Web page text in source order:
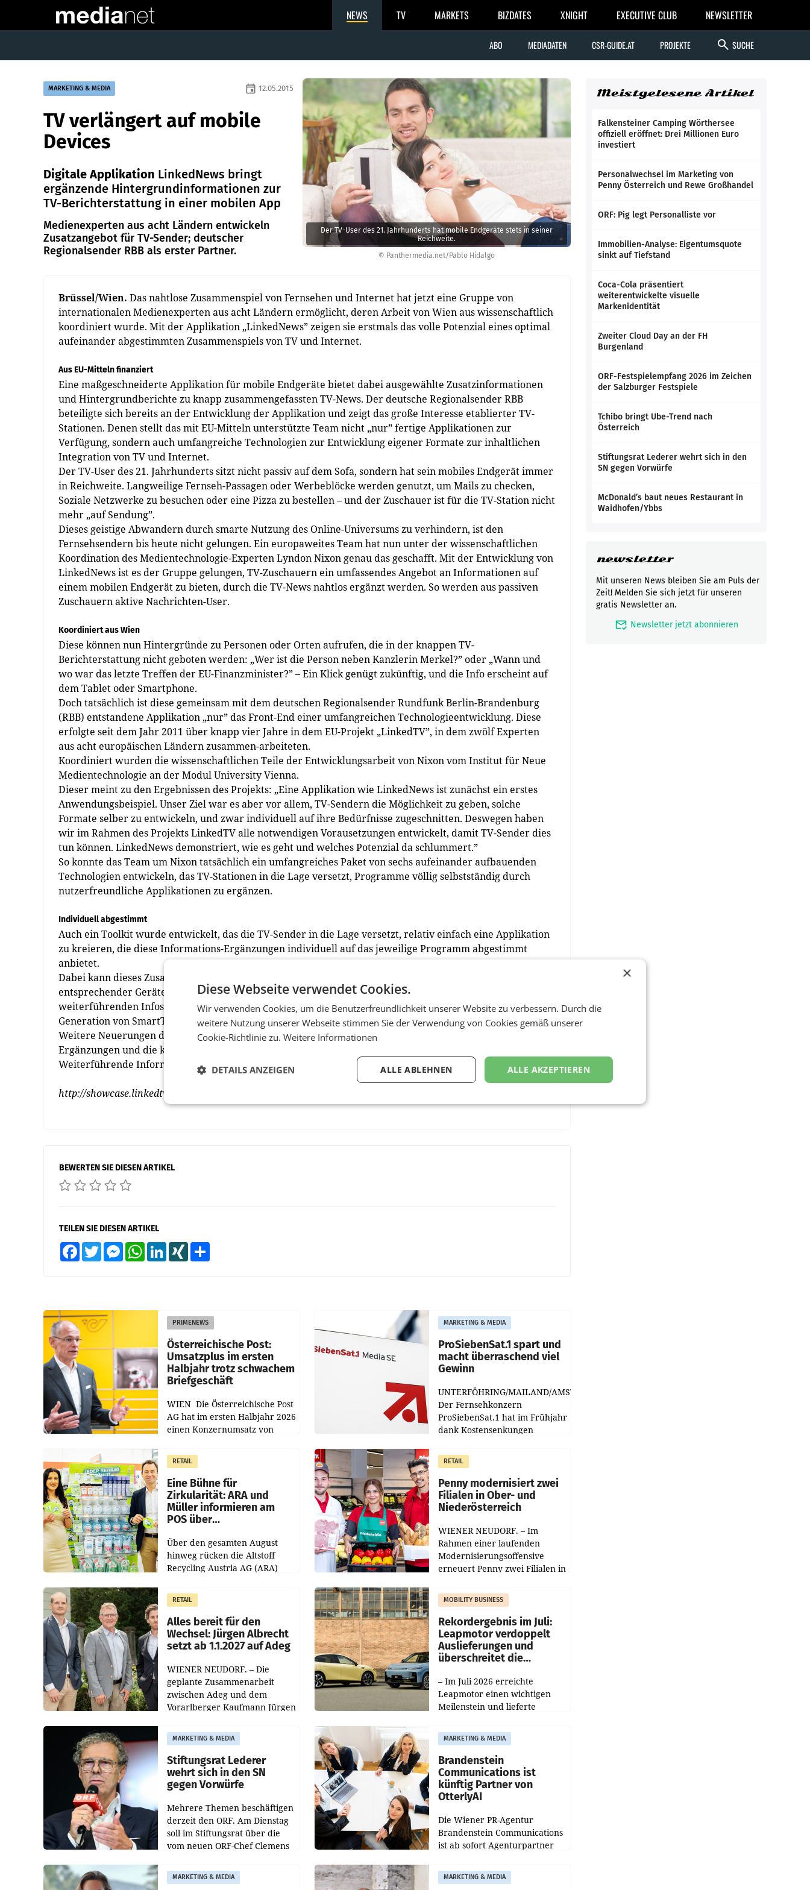
NEWS TV MARKETS BIZDATES XNIGHT EXECUTIVE CLUB NEWSLETTER
ABO MEDIADATEN CSR-GUIDE.AT PROJEKTE search SUCHE
© Panthermedia.net/Pablo Hidalgo
Der TV-User des 21. Jahrhunderts hat mobile Endgeräte stets in seiner
Reichweite.
MARKETING & MEDIA event 12.05.2015
TV verlängert auf mobile
Devices
Digitale Applikation LinkedNews bringt
ergänzende Hintergrundinformationen zur
TV-Berichterstattung in einer mobilen App
Medienexperten aus acht Ländern entwickeln
Zusatzangebot für TV-Sender; deutscher
Regionalsender RBB als erster Partner.
Brüssel/Wien. Das nahtlose Zusammenspiel von Fernsehen und Internet hat jetzt eine Gruppe von
internationalen Medienexperten aus acht Ländern ermöglicht, deren Arbeit von Wien aus wissenschaftlich
koordiniert wurde. Mit der Applikation „LinkedNews” zeigen sie erstmals das volle Potenzial eines optimal
aufeinander abgestimmten Zusammenspiels von TV und Internet.
Aus EU-Mitteln finanziert
Eine maßgeschneiderte Applikation für mobile Endgeräte bietet dabei ausgewählte Zusatzinformationen
und Hintergrundberichte zu knapp zusammengefassten TV-News. Der deutsche Regionalsender RBB
beteiligte sich bereits an der Entwicklung der Applikation und zeigt das große Interesse etablierter TV-
Stationen. Denen stellt das mit EU-Mitteln unterstützte Team nicht „nur” fertige Applikationen zur
Verfügung, sondern auch umfangreiche Technologien zur Entwicklung eigener Formate zur inhaltlichen
Integration von TV und Internet.
Der TV-User des 21. Jahrhunderts sitzt nicht passiv auf dem Sofa, sondern hat sein mobiles Endgerät immer
in Reichweite. Langweilige Fernseh-Passagen oder Werbeblöcke werden genutzt, um Mails zu checken,
Soziale Netzwerke zu besuchen oder eine Pizza zu bestellen – und der Zuschauer ist für die TV-Station nicht
mehr „auf Sendung”.
Dieses geistige Abwandern durch smarte Nutzung des Online-Universums zu verhindern, ist den
Fernsehsendern bis heute nicht gelungen. Ein europaweites Team hat nun unter der wissenschaftlichen
Koordination des Medientechnologie-Experten Lyndon Nixon genau das geschafft. Mit der Entwicklung von
LinkedNews ist es der Gruppe gelungen, TV-Zuschauern ein umfassendes Angebot an Informationen auf
einem mobilen Endgerät zu bieten, durch die TV-News nahtlos ergänzt werden. So werden aus passiven
Zuschauern aktive Nachrichten-User.
Koordiniert aus Wien
Diese können nun Hintergründe zu Personen oder Orten aufrufen, die in der knappen TV-
Berichterstattung nicht geboten werden: „Wer ist die Person neben Kanzlerin Merkel?” oder „Wann und
wo war das letzte Treffen der EU-Finanzminister?” – Ein Klick genügt zukünftig, und die Info erscheint auf
dem Tablet oder Smartphone.
Doch tatsächlich ist diese gemeinsam mit dem deutschen Regionalsender Rundfunk Berlin-Brandenburg
(RBB) entstandene Applikation „nur” das Front-End einer umfangreichen Technologieentwicklung. Diese
erfolgte seit dem Jahr 2011 über knapp vier Jahre in dem EU-Projekt „LinkedTV”, in dem zwölf Experten
aus acht europäischen Ländern zusammen-arbeiteten.
Koordiniert wurden die wissenschaftlichen Teile der Entwicklungsarbeit von Nixon vom Institut für Neue
Medientechnologie an der Modul University Vienna.
Dieser meint zu den Ergebnissen des Projekts: „Eine Applikation wie LinkedNews ist zunächst ein erstes
Anwendungsbeispiel. Unser Ziel war es aber vor allem, TV-Sendern die Möglichkeit zu geben, solche
Formate selber zu entwickeln, und zwar individuell auf ihre Bedürfnisse zugeschnitten. Deswegen haben
wir im Rahmen des Projekts LinkedTV alle notwendigen Vorausetzungen entwickelt, damit TV-Sender dies
tun können. LinkedNews demonstriert, wie es geht und welches Potenzial da schlummert.”
So konnte das Team um Nixon tatsächlich ein umfangreiches Paket von sechs aufeinander aufbauenden
Technologien entwickeln, das TV-Stationen in die Lage versetzt, Programme völlig selbstständig durch
nutzerfreundliche Applikationen zu ergänzen.
Individuell abgestimmt
Auch ein Toolkit wurde entwickelt, das die TV-Sender in die Lage versetzt, relativ einfach eine Applikation
zu kreieren, die diese Informations-Ergänzungen individuell auf das jeweilige Programm abgestimmt
anbietet.
Dabei kann dieses Zusatzangebot für ein externes mobiles Endgerät entwickelt werden oder aber auch bei
entsprechender Geräteausstattung als Smart-TV-App voll in das TV-Programm integriert werden – Links zu
weiterführenden Infos erscheinen dann auf dem TV-Gerät selber und nach Einführung der nächsten
Generation von SmartTVs auch voll synchronisiert auf einem Second Screen wie dem Pad.
Weitere Neuerungen des LinkedTV-Teams erlauben die Personalisierung der angebotenen Informations-
Ergänzungen und die komplette Kontrolle des gesamten Workflows von der Idee bis zur Applikation.
Weiterführende Informationen und Präsentationen unter:
http://showcase.linkedtv.eu
BEWERTEN SIE DIESEN ARTIKEL
TEILEN SIE DIESEN ARTIKEL
FacebookTwitter MessengerWhatsAppLinkedInXING
PRIMENEWS
Österreichische Post:
Umsatzplus im ersten
Halbjahr trotz schwachem
Briefgeschäft
WIEN Die Österreichische Post
AG hat im ersten Halbjahr 2026
einen Konzernumsatz von
erwirtschaftet, was einem Plus
von 3,8 Prozent gegenüber
dem Vergleichszeitraum
MARKETING & MEDIA
ProSiebenSat.1 spart und
macht überraschend viel
Gewinn
UNTERFÖHRING/MAILAND/AMSTERDAM.
Der Fernsehkonzern
ProSiebenSat.1 hat im Frühjahr
dank Kostensenkungen
gemacht und die
Markterwartung deutlich
übertroffen.
RETAIL
Eine Bühne für
Zirkularität: ARA und
Müller informieren am
POS über
Über den gesamten August
hinweg rücken die Altstoff
Recycling Austria AG (ARA)
Müller die Initiative „Kreislauf-
Helden“ in allen
österreichischen Müller-Filialen
RETAIL
Penny modernisiert zwei
Filialen in Ober- und
Niederösterreich
WIENER NEUDORF. – Im
Rahmen einer laufenden
Modernisierungsoffensive
erneuert Penny zwei Filialen in
Die beiden Standorte liegen in
Haag sowie im rund
RETAIL
Alles bereit für den
Wechsel: Jürgen Albrecht
setzt ab 1.1.2027 auf Adeg
WIENER NEUDORF. – Die
geplante Zusammenarbeit
zwischen Adeg und dem
Vorarlberger Kaufmann Jürgen
freigegeben: Die
Bundeswettbewerbsbehörde
und der Bundeskartellanwalt
MOBILITY BUSINESS
Rekordergebnis im Juli:
Leapmotor verdoppelt
Auslieferungen und
überschreitet die
– Im Juli 2026 erreichte
Leapmotor einen wichtigen
Meilenstein und lieferte
aus, womit sich das Ergebnis
gegenüber Juli 2025 mehr als
verdoppelte (+102
MARKETING & MEDIA
Stiftungsrat Lederer
wehrt sich in den SN
gegen Vorwürfe
Mehrere Themen beschäftigen
derzeit den ORF. Am Dienstag
soll im Stiftungsrat über die
vom neuen ORF-Chef Clemens
Besetzungen für die
Direktionen abgestimmt
MARKETING & MEDIA
Brandenstein
Communications ist
künftig Partner von
OtterlyAI
Die Wiener PR-Agentur
Brandenstein Communications
ist ab sofort Agenturpartner
Optimierungsplattform
OtterlyAI. Damit baut die
MARKETING & MEDIA MARKETING & MEDIA
Meistgelesene Artikel
Falkensteiner Camping Wörthersee
offiziell eröffnet: Drei Millionen Euro
investiert
Personalwechsel im Marketing von
Penny Österreich und Rewe Großhandel
ORF: Pig legt Personalliste vor
Immobilien-Analyse: Eigentumsquote
sinkt auf Tiefstand
Coca-Cola präsentiert
weiterentwickelte visuelle
Markenidentität
Zweiter Cloud Day an der FH
Burgenland
ORF-Festspielempfang 2026 im Zeichen
der Salzburger Festspiele
Tchibo bringt Ube-Trend nach
Österreich
Stiftungsrat Lederer wehrt sich in den
SN gegen Vorwürfe
McDonald’s baut neues Restaurant in
Waidhofen/Ybbs
newsletter
Mit unseren News bleiben Sie am Puls der
Zeit! Melden Sie sich jetzt für unseren
gratis Newsletter an.
mark_email_read Newsletter jetzt abonnieren
×
Diese Webseite verwendet Cookies.
Wir verwenden Cookies, um die Benutzerfreundlichkeit unserer Website zu verbessern. Durch die
weitere Nutzung unserer Webseite stimmen Sie der Verwendung von Cookies gemäß unserer
Cookie-Richtlinie zu. Weitere Informationen
ALLE AKZEPTIEREN
ALLE ABLEHNEN
DETAILS ANZEIGEN